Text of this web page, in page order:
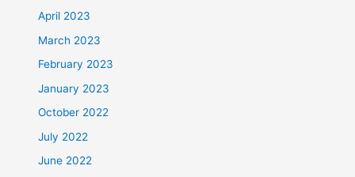
April 2023
March 2023
February 2023
January 2023
October 2022
July 2022
June 2022